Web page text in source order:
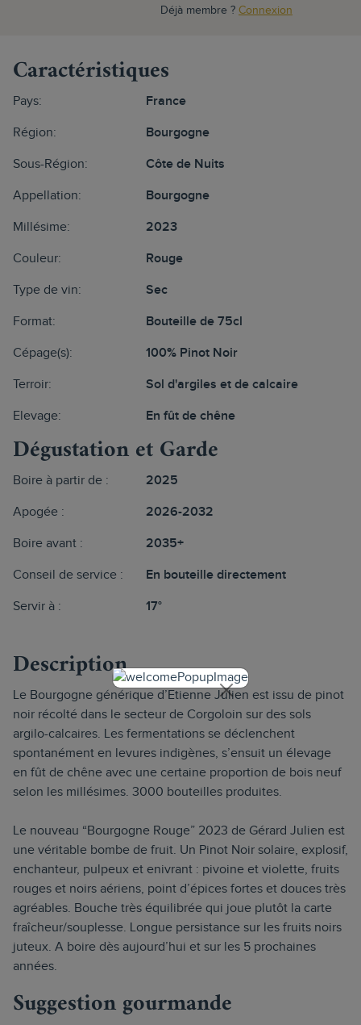
Déjà membre ? Connexion
Caractéristiques
Pays: France
Région: Bourgogne
Sous-Région: Côte de Nuits
Appellation: Bourgogne
Millésime: 2023
Couleur: Rouge
Type de vin: Sec
Format: Bouteille de 75cl
Cépage(s): 100% Pinot Noir
Terroir: Sol d'argiles et de calcaire
Elevage: En fût de chêne
Dégustation et Garde
Boire à partir de : 2025
Apogée : 2026-2032
Boire avant : 2035+
Conseil de service : En bouteille directement
Servir à : 17°
Description
Le Bourgogne générique d’Etienne Julien est issu de pinot
noir récolté dans le secteur de Corgoloin sur des sols
argilo-calcaires. Les fermentations se déclenchent
spontanément en levures indigènes, s’ensuit un élevage
en fût de chêne avec une certaine proportion de bois neuf
selon les millésimes. 3000 bouteilles produites.
Le nouveau “Bourgogne Rouge” 2023 de Gérard Julien est
une véritable bombe de fruit. Un Pinot Noir solaire, explosif,
enchanteur, pulpeux et enivrant : pivoine et violette, fruits
rouges et noirs aériens, point d’épices fortes et douces très
agréables. Bouche très équilibrée qui joue plutôt la carte
fraîcheur/souplesse. Longue persistance sur les fruits noirs
juteux. A boire dès aujourd’hui et sur les 5 prochaines
années.
Suggestion gourmande